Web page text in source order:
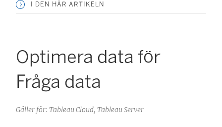
I DEN HÄR ARTIKELN
Optimera data för
Fråga data
Gäller för: Tableau Cloud, Tableau Server